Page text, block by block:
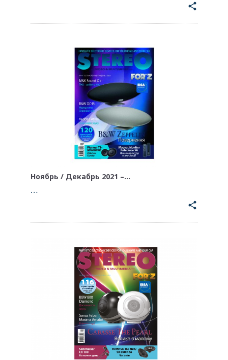
share
Ноябрь / Декабрь 2021 –…
…
share